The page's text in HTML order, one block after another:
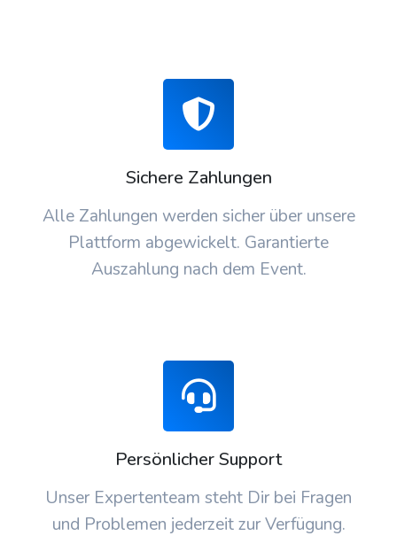
Sichere Zahlungen
Alle Zahlungen werden sicher über unsere
Plattform abgewickelt. Garantierte
Auszahlung nach dem Event.
Persönlicher Support
Unser Expertenteam steht Dir bei Fragen
und Problemen jederzeit zur Verfügung.